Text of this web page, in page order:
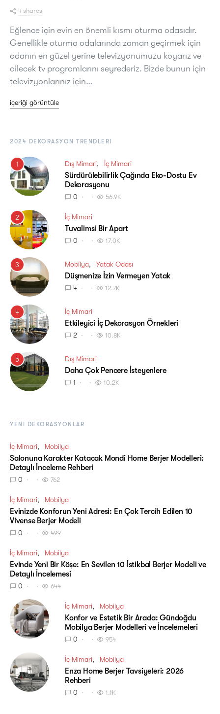
4 shares
Eğlence için evin en önemli kısmı oturma odasıdır.
Genellikle oturma odalarında zaman geçirmek için
odanın en güzel yerine televizyonumuzu koyarız ve
ailecek tv programlarını seyrederiz. Bizde bunun için
televizyonlarınız için…
içeriği görüntüle
2024 DEKORASYON TRENDLERI
1 Dış Mimari İç Mimari
Sürdürülebilirlik Çağında Eko-Dostu Ev
Dekorasyonu
0 56.9K
2 İç Mimari
Tuvalimsi Bir Apart
0 17.0K
3 Mobilya Yatak Odası
Düşmenize İzin Vermeyen Yatak
4 12.7K
4 İç Mimari
Etkileyici İç Dekorasyon Örnekleri
2 10.8K
5 Dış Mimari
Daha Çok Pencere İsteyenlere
1 10.2K
YENI DEKORASYONLAR
İç Mimari Mobilya
Salonuna Karakter Katacak Mondi Home Berjer Modelleri:
Detaylı İnceleme Rehberi
0 762
İç Mimari Mobilya
Evinizde Konforun Yeni Adresi: En Çok Tercih Edilen 10
Vivense Berjer Modeli
0 499
İç Mimari Mobilya
Evinde Yeni Bir Köşe: En Sevilen 10 İstikbal Berjer Modeli ve
Detaylı İncelemesi
0 644
İç Mimari Mobilya
Konfor ve Estetik Bir Arada: Gündoğdu
Mobilya Berjer Modelleri ve İncelemeleri
0 954
İç Mimari Mobilya
Enza Home Berjer Tavsiyeleri: 2026
Rehberi
0 1.1K